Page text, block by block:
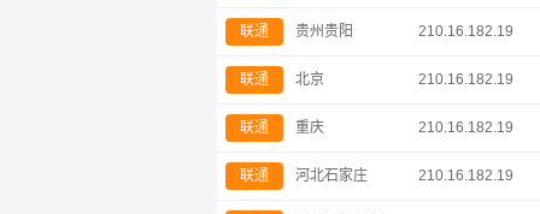
联通 贵州贵阳 210.16.182.19
联通 北京 210.16.182.19
联通 重庆 210.16.182.19
联通 河北石家庄 210.16.182.19